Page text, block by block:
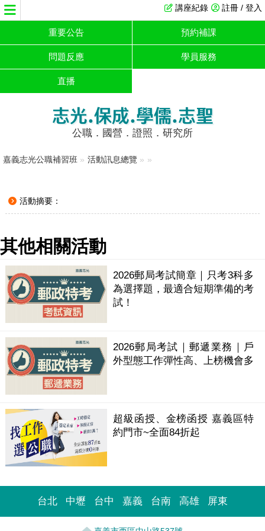
註冊 / 登入
講座紀錄
重要公告 預約補課
問題反應 學員服務
直播
志光.保成.學儒.志聖
公職．國營．證照．研究所
嘉義志光公職補習班 » 活動訊息總覽 » »
活動摘要：
其他相關活動
2026郵局考試簡章｜只考3科多
為選擇題，最適合短期準備的考
試！
2026郵局考試｜郵遞業務｜戶
外型態工作彈性高、上榜機會多
超級函授、金榜函授 嘉義區特
約門市~全面84折起
台北 中壢 台中 嘉義 台南 高雄 屏東